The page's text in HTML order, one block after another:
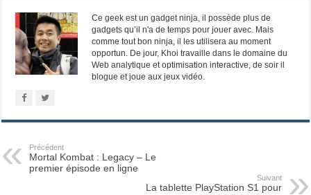
Ce geek est un gadget ninja, il possède plus de
gadgets qu’il n'a de temps pour jouer avec. Mais
comme tout bon ninja, il les utilisera au moment
opportun. De jour, Khoi travaille dans le domaine du
Web analytique et optimisation interactive, de soir il
blogue et joue aux jeux vidéo.
Précédent
Mortal Kombat : Legacy – Le
premier épisode en ligne
Suivant
La tablette PlayStation S1 pour